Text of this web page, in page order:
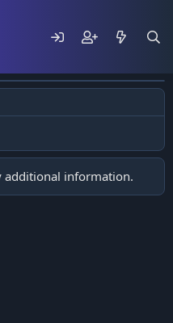
additional information.